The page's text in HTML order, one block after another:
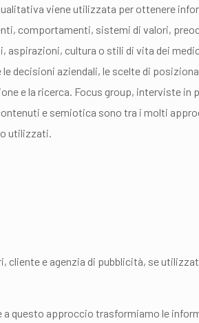
viene utilizzata per ottenere
comportamenti, sistemi di valori,
aspirazioni, cultura o stili di vita dei
le decisioni aziendali, le scelte di
e la ricerca. Focus group, interviste in
e semiotica sono tra i molti
utilizzati.
cliente e agenzia di pubblicità, se
questo approccio trasformiamo le